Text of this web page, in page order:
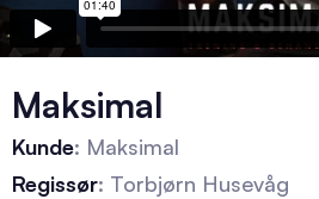
Maksimal
Kunde: Maksimal
Regissør: Torbjørn Husevåg